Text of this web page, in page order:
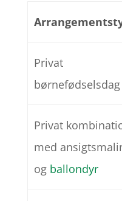
Privat
børnefødselsdag
Privat
med
og ballondyr